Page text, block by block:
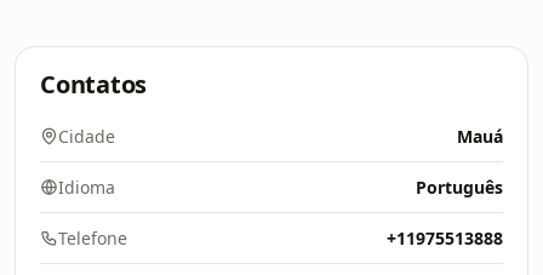
Contatos
Cidade Mauá
Idioma Português
Telefone +11975513888